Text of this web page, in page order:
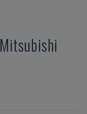
Mitsubishi